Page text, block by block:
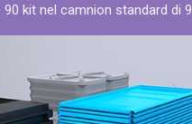
kit nel camnion standard di